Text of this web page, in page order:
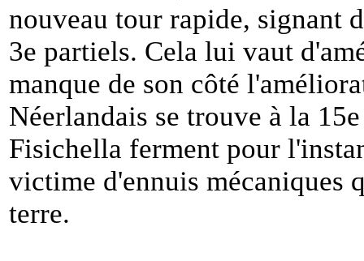
nouveau tour rapide, signant
3e partiels. Cela lui vaut
manque de son côté
Néerlandais se trouve à la
Fisichella ferment pour
victime d'ennuis mécaniques
terre.